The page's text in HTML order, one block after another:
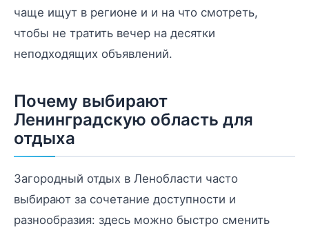
чаще ищут в регионе и и на что смотреть,
чтобы не тратить вечер на десятки
неподходящих объявлений.
Почему выбирают
Ленинградскую область для
отдыха
Загородный отдых в Ленобласти часто
выбирают за сочетание доступности и
разнообразия: здесь можно быстро сменить